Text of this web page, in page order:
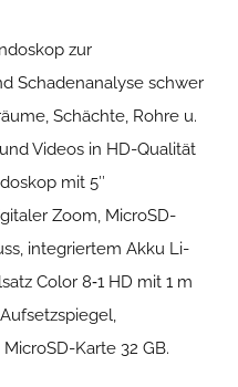
zur
Schadenanalyse schwer
Schächte, Rohre u.
Videos in HD-Qualität
mit 5″
Zoom, MicroSD-
integriertem Akku Li-
Color 8‑1 HD mit 1 m
Karte 32 GB.